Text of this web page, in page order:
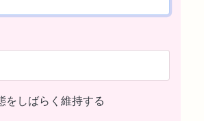
をしばらく維持する